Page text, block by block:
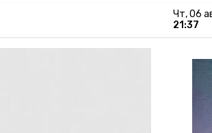
чт, 06
21:37